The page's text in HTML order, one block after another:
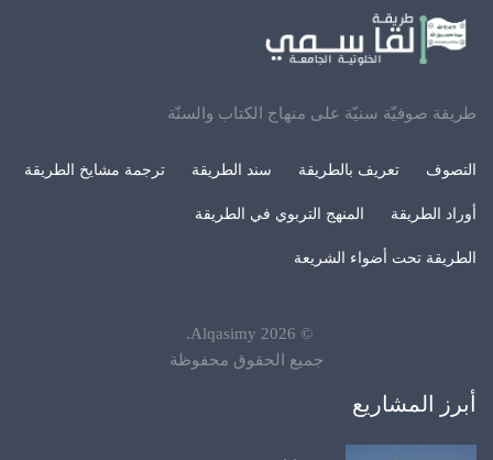
طريقة صوفيّة سنيّة على منهاج الكتاب والسنّة
التصوف تعريف بالطريقة سند الطريقة ترجمة مشايخ الطريقة
أوراد الطريقة المنهج التربوي في الطريقة
الطريقة تحت أضواء الشريعة
©
2026
Alqasimy
.
جميع الحقوق محفوظة
أبرز المشاريع